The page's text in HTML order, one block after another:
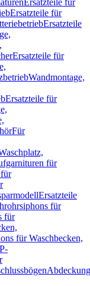
Ersatzteile für
Ersatzteile für
Ersatzteile
Ersatzteile für
Wandmontage,
Ersatzteile für
Für
für
Ersatzteile
für
für
für Waschbecken,